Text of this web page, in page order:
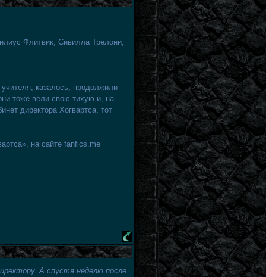
Флитвик, Сивилла Трелони,
казалось, продолжили
тоже вели свою тихую и, на
директора Хогвартса, тот
на сайте fanfics.me
А спустя неделю после